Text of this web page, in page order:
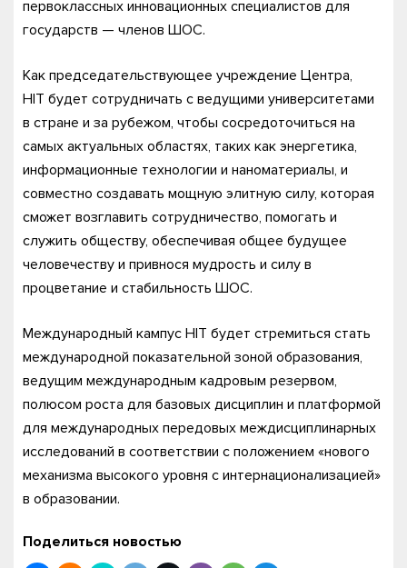
первоклассных инновационных специалистов для
государств — членов ШОС.
Как председательствующее учреждение Центра,
HIT будет сотрудничать с ведущими университетами
в стране и за рубежом, чтобы сосредоточиться на
самых актуальных областях, таких как энергетика,
информационные технологии и наноматериалы, и
совместно создавать мощную элитную силу, которая
сможет возглавить сотрудничество, помогать и
служить обществу, обеспечивая общее будущее
человечеству и привнося мудрость и силу в
процветание и стабильность ШОС.
Международный кампус HIT будет стремиться стать
международной показательной зоной образования,
ведущим международным кадровым резервом,
полюсом роста для базовых дисциплин и платформой
для международных передовых междисциплинарных
исследований в соответствии с положением «нового
механизма высокого уровня с интернационализацией»
в образовании.
Поделиться новостью